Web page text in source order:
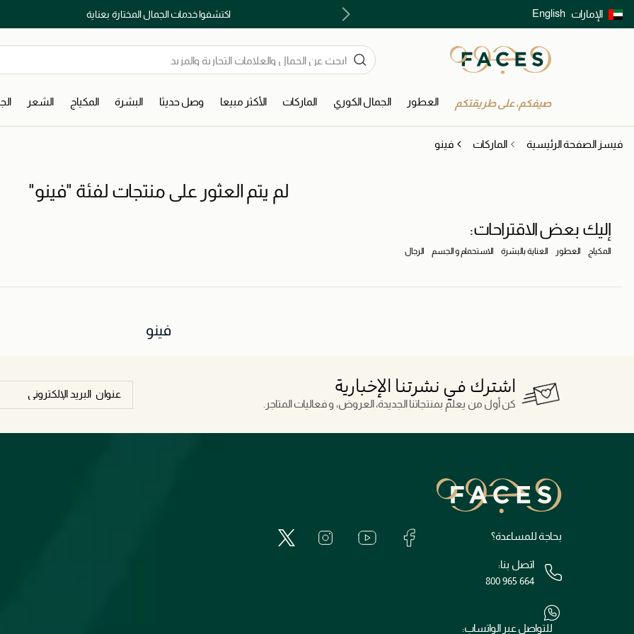
الإمارات English اكتشفوا خدمات الجمال المختارة بعناية توصيل سريع على جميع الطلبات ما فوق 299 درهم
صيفكم، على طريقتكم العطور الجمال الكوري الماركات الأكثر مبيعا وصل حديثا البشرة المكياج الشعر
فيسز الصفحة الرئيسية الماركات فينو
لم يتم العثور على منتجات لفئة "فينو"
إليك بعض الاقتراحات:
المكياج العطور العناية بالبشرة الاستحمام و الجسم الرجال
فينو
اشترك في نشرتنا الإخبارية
كن أول من يعلم بمنتجاتنا الجديدة، العروض، و فعاليات المتاجر.
بحاجة للمساعدة؟
اتصل بنا:
800 965 664
للتواصل عبر الواتساب: